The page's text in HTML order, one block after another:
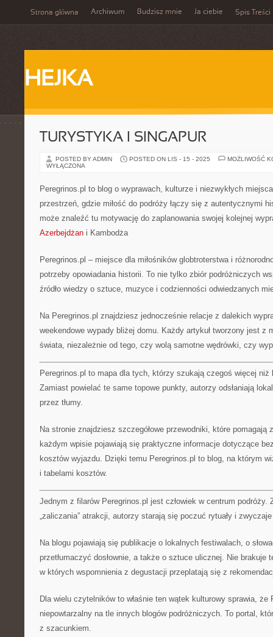
Strona główna Archiwum Budzisz mnie Ja ciebie Spis Treści
HEJKA
TURYSTYKA I SINGAPUR
POSTED BY ADMIN POSTED ON LIS - 15 - 2025
MOŻLIWOŚĆ
WYŁĄCZONA
Peregrinos.pl to blog o wyprawach, kulturze i niezwykłych
przestrzeń, gdzie miłość do podróży łączy się z autentycznymi
może znaleźć tu motywację do zaplanowania swojej kolejnej
Azerbejdżan i Kambodża
Peregrinos.pl – miejsce dla miłośników globtroterstwa i
potrzeby opowiadania historii. To nie tylko zbiór podróżniczych
źródło wiedzy o sztuce, muzyce i codzienności odwiedzanych
Na Peregrinos.pl znajdziesz jednocześnie relacje z dalekich
weekendowe wypady bliżej domu. Każdy artykuł tworzony jest z
świata, niezależnie od tego, czy wolą samotne wędrówki, czy
Peregrinos.pl to mapa dla tych, którzy szukają czegoś więcej niż
Zamiast powielać te same topowe punkty, autorzy odsłaniają
przez tłumy.
Na stronie znajdziesz szczegółowe przewodniki, które pomagają
każdym wpisie pojawiają się praktyczne informacje dotyczące
kosztów wyjazdu. Dzięki temu Peregrinos.pl to blog, na którym
i tabelami kosztów.
Jednym z filarów Peregrinos.pl jest człowiek w centrum podróży.
„zaliczania” atrakcji, autorzy starają się poczuć rytuały i
Na blogu pojawiają się publikacje o lokalnych festiwalach, o
przetłumaczyć dosłownie, a także o sztuce ulicznej. Nie brakuje
w których wspomnienia z degustacji przeplatają się z
Dla wielu czytelników to właśnie ten wątek kulturowy sprawia, że
niepowtarzalny na tle innych blogów podróżniczych. To portal,
z szacunkiem.